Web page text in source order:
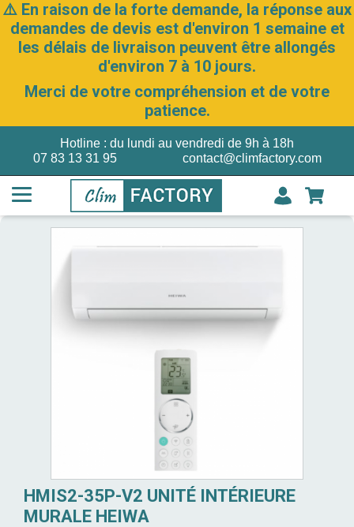
⚠️ En raison de la forte demande, la réponse aux
demandes de devis est d'environ 1 semaine et
les délais de livraison peuvent être allongés
d'environ 7 à 10 jours.
Merci de votre compréhension et de votre
patience.
07 83 13 31 95
Hotline : du lundi au vendredi de 9h à 18h
contact@climfactory.com
HMIS2-35P-V2 UNITÉ INTÉRIEURE
MURALE HEIWA